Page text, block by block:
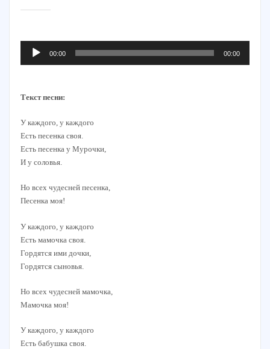
Аудиоплеер
00:00 00:00
Текст песни:
У каждого, у каждого
Есть песенка своя.
Есть песенка у Мурочки,
И у соловья.
Но всех чудесней песенка,
Песенка моя!
У каждого, у каждого
Есть мамочка своя.
Гордятся ими дочки,
Гордятся сыновья.
Но всех чудесней мамочка,
Мамочка моя!
У каждого, у каждого
Есть бабушка своя.